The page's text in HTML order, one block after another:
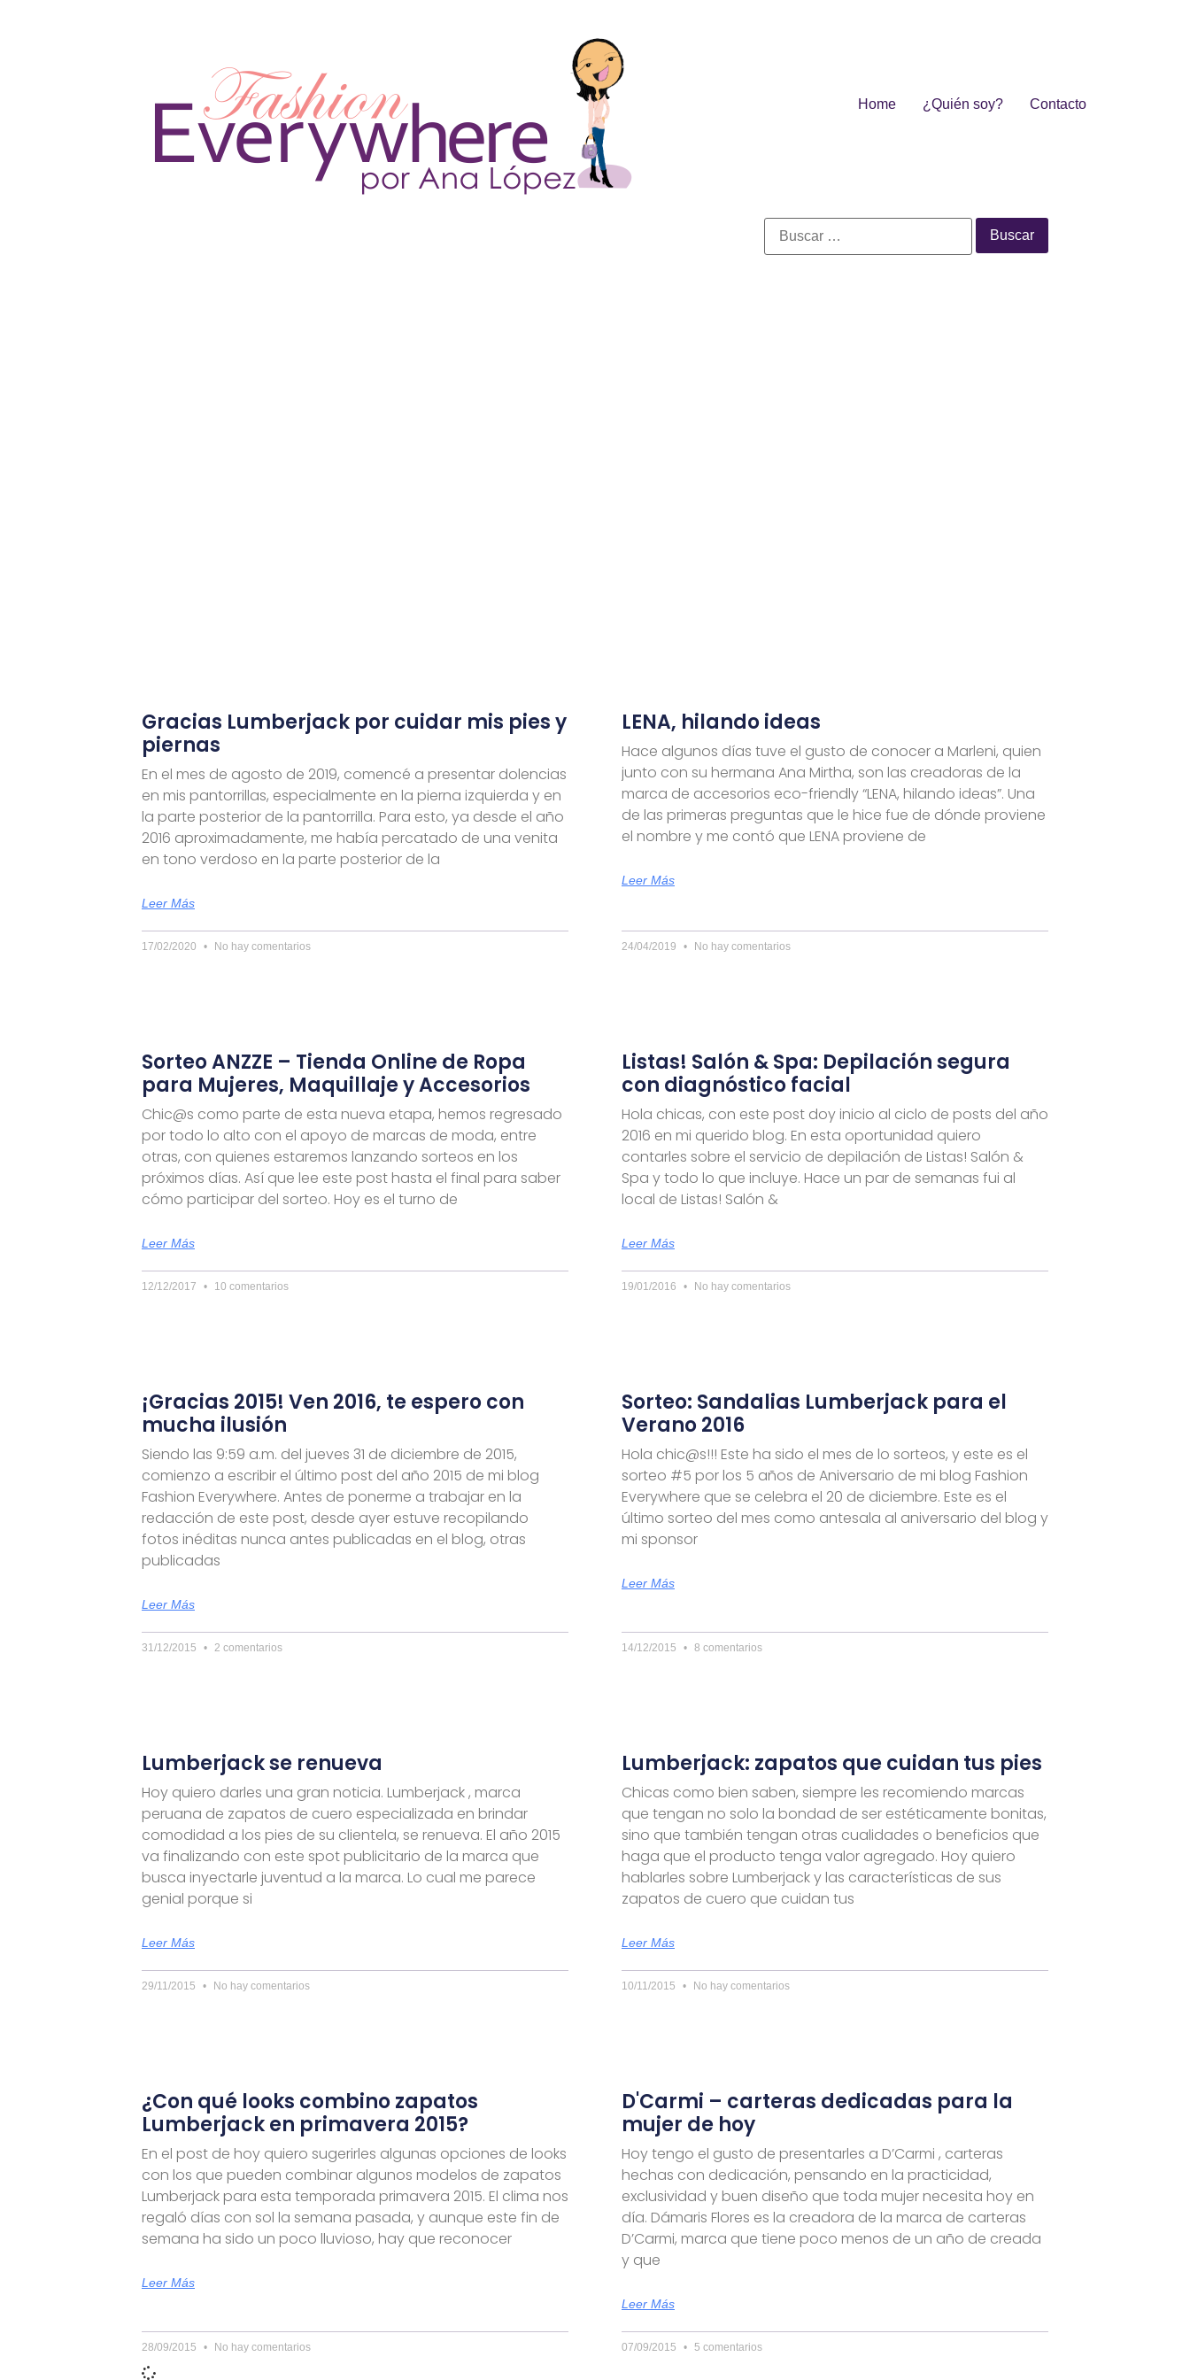
Home ¿Quién soy? Contacto
Gracias Lumberjack por cuidar mis pies y
piernas
En el mes de agosto de 2019, comencé a presentar dolencias
en mis pantorrillas, especialmente en la pierna izquierda y en
la parte posterior de la pantorrilla. Para esto, ya desde el año
2016 aproximadamente, me había percatado de una venita
en tono verdoso en la parte posterior de la
Leer Más
17/02/2020 No hay comentarios
LENA, hilando ideas
Hace algunos días tuve el gusto de conocer a Marleni, quien
junto con su hermana Ana Mirtha, son las creadoras de la
marca de accesorios eco-friendly “LENA, hilando ideas”. Una
de las primeras preguntas que le hice fue de dónde proviene
el nombre y me contó que LENA proviene de
Leer Más
24/04/2019 No hay comentarios
Sorteo ANZZE – Tienda Online de Ropa
para Mujeres, Maquillaje y Accesorios
Chic@s como parte de esta nueva etapa, hemos regresado
por todo lo alto con el apoyo de marcas de moda, entre
otras, con quienes estaremos lanzando sorteos en los
próximos días. Así que lee este post hasta el final para saber
cómo participar del sorteo. Hoy es el turno de
Leer Más
12/12/2017 10 comentarios
Listas! Salón & Spa: Depilación segura
con diagnóstico facial
Hola chicas, con este post doy inicio al ciclo de posts del año
2016 en mi querido blog. En esta oportunidad quiero
contarles sobre el servicio de depilación de Listas! Salón &
Spa y todo lo que incluye. Hace un par de semanas fui al
local de Listas! Salón &
Leer Más
19/01/2016 No hay comentarios
¡Gracias 2015! Ven 2016, te espero con
mucha ilusión
Siendo las 9:59 a.m. del jueves 31 de diciembre de 2015,
comienzo a escribir el último post del año 2015 de mi blog
Fashion Everywhere. Antes de ponerme a trabajar en la
redacción de este post, desde ayer estuve recopilando
fotos inéditas nunca antes publicadas en el blog, otras
publicadas
Leer Más
31/12/2015 2 comentarios
Sorteo: Sandalias Lumberjack para el
Verano 2016
Hola chic@s!!! Este ha sido el mes de lo sorteos, y este es el
sorteo #5 por los 5 años de Aniversario de mi blog Fashion
Everywhere que se celebra el 20 de diciembre. Este es el
último sorteo del mes como antesala al aniversario del blog y
mi sponsor
Leer Más
14/12/2015 8 comentarios
Lumberjack se renueva
Hoy quiero darles una gran noticia. Lumberjack , marca
peruana de zapatos de cuero especializada en brindar
comodidad a los pies de su clientela, se renueva. El año 2015
va finalizando con este spot publicitario de la marca que
busca inyectarle juventud a la marca. Lo cual me parece
genial porque si
Leer Más
29/11/2015 No hay comentarios
Lumberjack: zapatos que cuidan tus pies
Chicas como bien saben, siempre les recomiendo marcas
que tengan no solo la bondad de ser estéticamente bonitas,
sino que también tengan otras cualidades o beneficios que
haga que el producto tenga valor agregado. Hoy quiero
hablarles sobre Lumberjack y las características de sus
zapatos de cuero que cuidan tus
Leer Más
10/11/2015 No hay comentarios
¿Con qué looks combino zapatos
Lumberjack en primavera 2015?
En el post de hoy quiero sugerirles algunas opciones de looks
con los que pueden combinar algunos modelos de zapatos
Lumberjack para esta temporada primavera 2015. El clima nos
regaló días con sol la semana pasada, y aunque este fin de
semana ha sido un poco lluvioso, hay que reconocer
Leer Más
28/09/2015 No hay comentarios
D'Carmi – carteras dedicadas para la
mujer de hoy
Hoy tengo el gusto de presentarles a D’Carmi , carteras
hechas con dedicación, pensando en la practicidad,
exclusividad y buen diseño que toda mujer necesita hoy en
día. Dámaris Flores es la creadora de la marca de carteras
D’Carmi, marca que tiene poco menos de un año de creada
y que
Leer Más
07/09/2015 5 comentarios